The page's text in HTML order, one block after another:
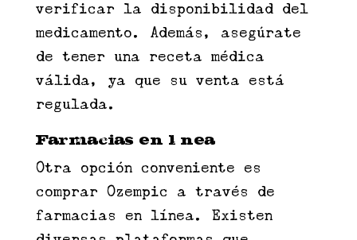
verificar la disponibilidad del
medicamento. Además, asegúrate
de tener una receta médica
válida, ya que su venta está
regulada.
Farmacias en línea
Otra opción conveniente es
comprar Ozempic a través de
farmacias en línea. Existen